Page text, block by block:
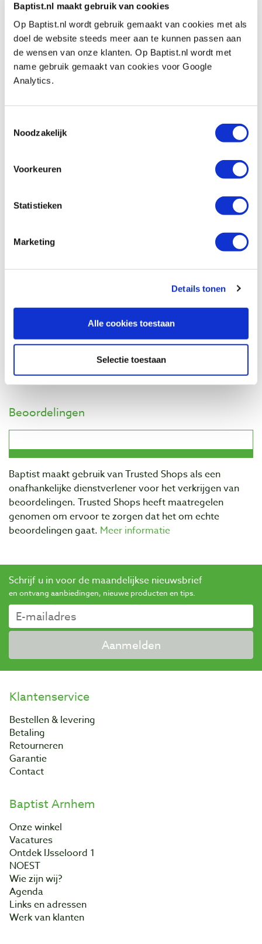
Baptist.nl maakt gebruik van cookies
Op Baptist.nl wordt gebruik gemaakt van cookies met als
doel de website steeds meer aan te kunnen passen aan
de wensen van onze klanten. Op Baptist.nl wordt met
name gebruik gemaakt van cookies voor Google
Analytics.
Noodzakelijk
Voorkeuren
Statistieken
Marketing
Details tonen
Alle cookies toestaan
Selectie toestaan
Rustins krascamouflage donker 300 ml
Artikelnummer: 19301
€ 9,75 incl. btw
Rustins pluisvrij katoen 300 x 300 mm, 3
€ 4,95 incl. btw
Op voorraad
Beoordelingen
Baptist maakt gebruik van Trusted Shops als een
onafhankelijke dienstverlener voor het verkrijgen van
beoordelingen. Trusted Shops heeft maatregelen
genomen om ervoor te zorgen dat het om echte
beoordelingen gaat. Meer informatie
Schrijf u in voor de maandelijkse nieuwsbrief
en ontvang aanbiedingen, nieuwe producten en tips.
Aanmelden
Klantenservice
Bestellen & levering
Betaling
Retourneren
Garantie
Contact
Baptist Arnhem
Onze winkel
Vacatures
Ontdek IJsseloord 1
NOEST
Wie zijn wij?
Agenda
Links en adressen
Werk van klanten